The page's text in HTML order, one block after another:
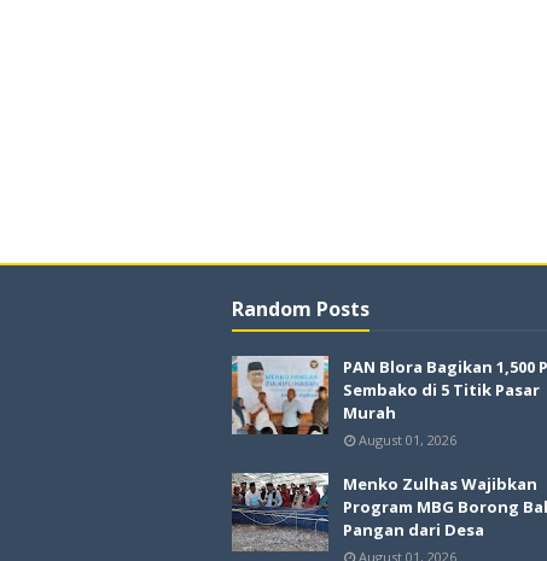
Random Posts
PAN Blora Bagikan 1,500
Sembako di 5 Titik Pasar
Murah
August 01, 2026
Menko Zulhas Wajibkan
Program MBG Borong
Pangan dari Desa
August 01, 2026